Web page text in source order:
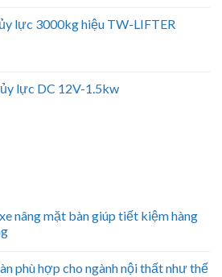
lực 3000kg hiệu TW-LIFTER
lực DC 12V-1.5kw
nâng mặt bàn giúp tiết kiệm hàng
phù hợp cho ngành nội thất như thế